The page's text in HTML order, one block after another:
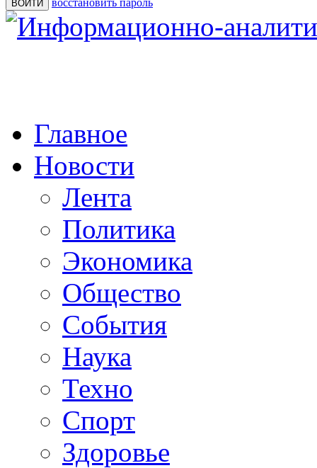
восстановить пароль
Главное
Новости
Лента
Политика
Экономика
Общество
События
Наука
Техно
Спорт
Здоровье